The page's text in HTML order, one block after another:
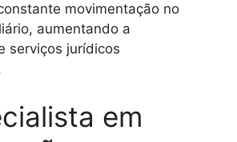
movimentação no
aumentando a
serviços jurídicos
em